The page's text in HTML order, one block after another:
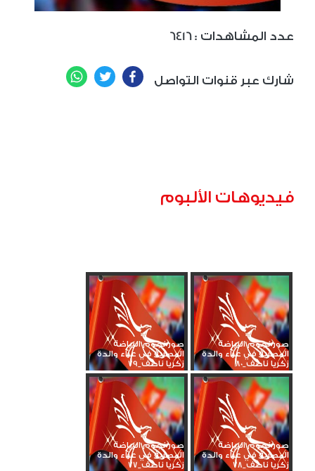
6416 : عدد المشاهدات
شارك عبر قنوات التواصل Facebook
Twitter
فيديوهات الألبوم
صور نجوم الرياضة
المصرية في عزاء والدة
زكريا ناصف_80
صور نجوم الرياضة
المصرية في عزاء والدة
زكريا ناصف_79
صور نجوم الرياضة
المصرية في عزاء والدة
زكريا ناصف_78
صور نجوم الرياضة
المصرية في عزاء والدة
زكريا ناصف_77